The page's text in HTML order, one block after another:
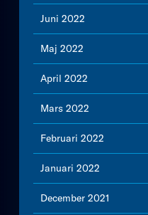
Juni 2022
Maj 2022
April 2022
Mars 2022
Februari 2022
Januari 2022
December 2021